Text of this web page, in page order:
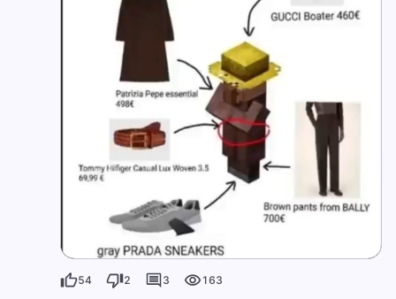
54 2 3 163